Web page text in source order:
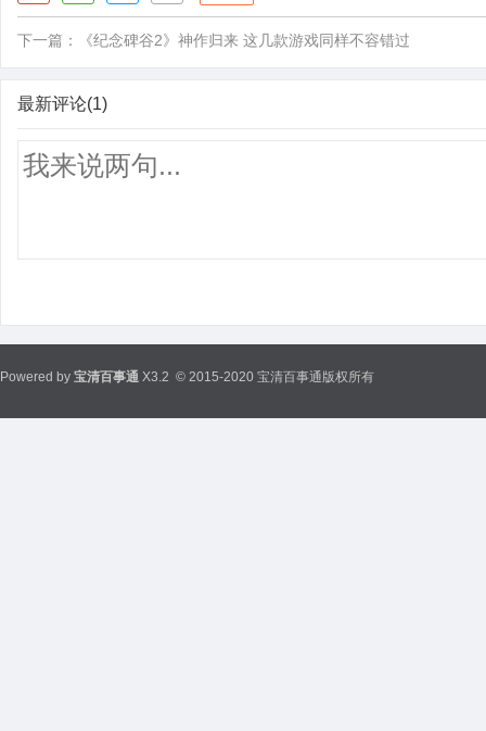
下一篇： 《纪念碑谷2》神作归来 这几款游戏同样不容错过
最新评论(1)
Powered by 宝清百事通 X3.2 © 2015-2020 宝清百事通版权所有